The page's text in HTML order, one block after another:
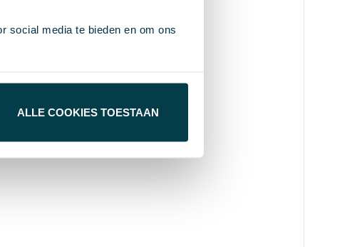
social media te bieden en om ons
ALLE COOKIES TOESTAAN